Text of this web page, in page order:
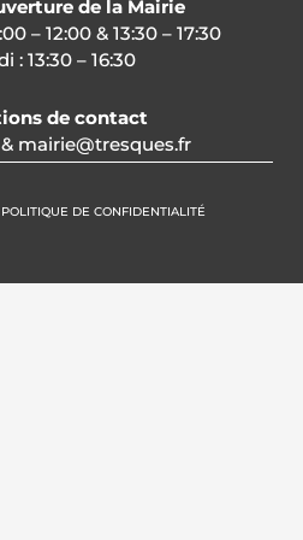
de la Mairie
– 12:00 & 13:30 – 17:30
: 13:30 – 16:30
de contact
& mairie@tresques.fr
DE CONFIDENTIALITÉ